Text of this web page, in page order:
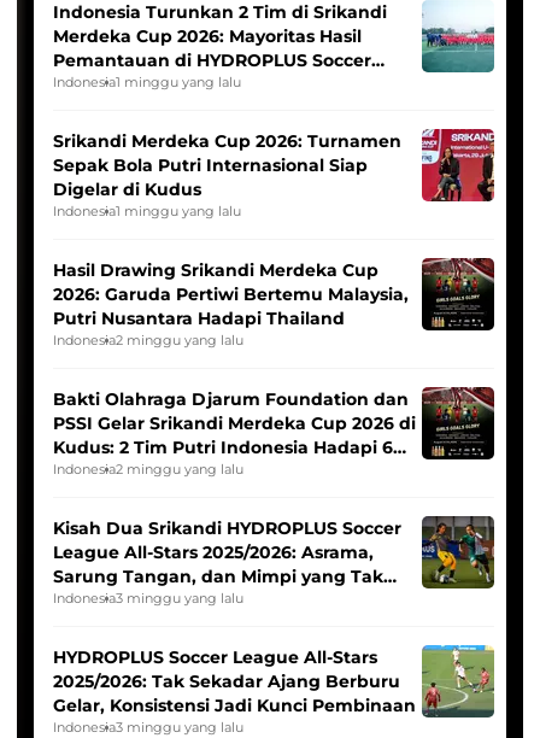
Indonesia Turunkan 2 Tim di Srikandi
Merdeka Cup 2026: Mayoritas Hasil
Pemantauan di HYDROPLUS Soccer
League
Indonesia1 minggu yang lalu
Srikandi Merdeka Cup 2026: Turnamen
Sepak Bola Putri Internasional Siap
Digelar di Kudus
Indonesia1 minggu yang lalu
Hasil Drawing Srikandi Merdeka Cup
2026: Garuda Pertiwi Bertemu Malaysia,
Putri Nusantara Hadapi Thailand
Indonesia2 minggu yang lalu
Bakti Olahraga Djarum Foundation dan
PSSI Gelar Srikandi Merdeka Cup 2026 di
Kudus: 2 Tim Putri Indonesia Hadapi 6
Tim Asia
Indonesia2 minggu yang lalu
Kisah Dua Srikandi HYDROPLUS Soccer
League All-Stars 2025/2026: Asrama,
Sarung Tangan, dan Mimpi yang Tak
Pernah Padam
Indonesia3 minggu yang lalu
HYDROPLUS Soccer League All-Stars
2025/2026: Tak Sekadar Ajang Berburu
Gelar, Konsistensi Jadi Kunci Pembinaan
Indonesia3 minggu yang lalu